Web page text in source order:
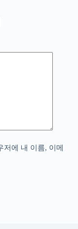
에 내 이름, 이메